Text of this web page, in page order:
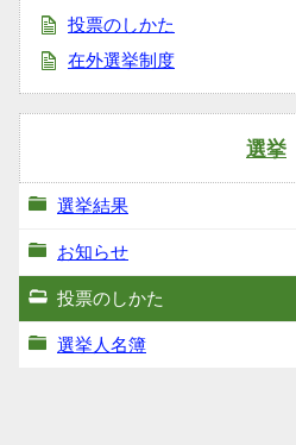
投票のしかた
在外選挙制度
選挙
選挙結果
お知らせ
投票のしかた
選挙人名簿